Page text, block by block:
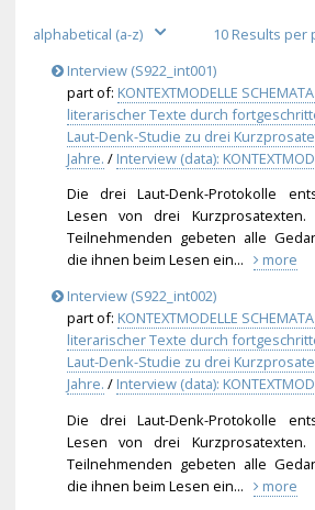
Interview (S922_int001)
part of: KONTEXTMODELLE
literarischer Texte durch
Laut-Denk-Studie zu drei
Jahre. / Interview (data):
Die drei Laut-Denk-Protokolle
Lesen von drei
Teilnehmenden gebeten alle
die ihnen beim Lesen ein...
more
Interview (S922_int002)
part of: KONTEXTMODELLE
literarischer Texte durch
Laut-Denk-Studie zu drei
Jahre. / Interview (data):
Die drei Laut-Denk-Protokolle
Lesen von drei
Teilnehmenden gebeten alle
die ihnen beim Lesen ein...
more